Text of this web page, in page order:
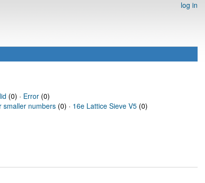
log in
(0) · Error(0)
smaller numbers (0) · 16e Lattice Sieve V5 (0)